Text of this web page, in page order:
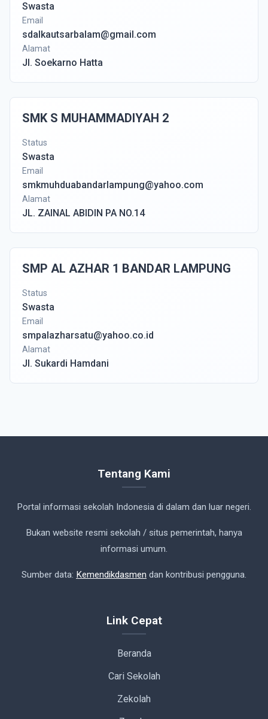
Swasta
Email
sdalkautsarbalam@gmail.com
Alamat
Jl. Soekarno Hatta
SMK S MUHAMMADIYAH 2
Status
Swasta
Email
smkmuhduabandarlampung@yahoo.com
Alamat
JL. ZAINAL ABIDIN PA NO.14
SMP AL AZHAR 1 BANDAR LAMPUNG
Status
Swasta
Email
smpalazharsatu@yahoo.co.id
Alamat
Jl. Sukardi Hamdani
Tentang Kami
Portal informasi sekolah Indonesia di dalam dan luar negeri.
Bukan website resmi sekolah / situs pemerintah, hanya
informasi umum.
Sumber data: Kemendikdasmen dan kontribusi pengguna.
Link Cepat
Beranda
Cari Sekolah
Zekolah